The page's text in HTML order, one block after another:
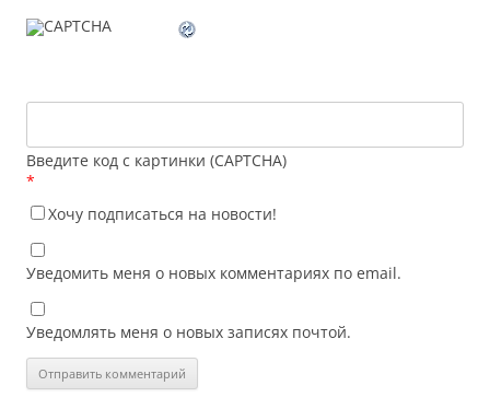
Введите код с картинки (CAPTCHA)
*
Хочу подписаться на новости!
Уведомить меня о новых комментариях по email.
Уведомлять меня о новых записях почтой.